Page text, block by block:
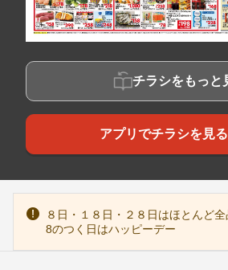
チラシをもっと
アプリでチラシを見
８日・１８日・２８日はほとんど
8のつく日はハッピーデー